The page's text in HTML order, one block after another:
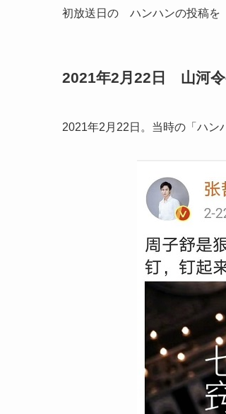
初放送日の ハンハンの投稿を
2021年2月22日 山河令
2021年2月22日。当時の「ハン